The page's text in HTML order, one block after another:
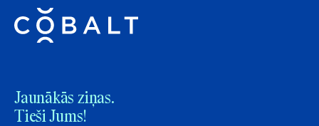
Jaunākās ziņas.
Tieši Jums!